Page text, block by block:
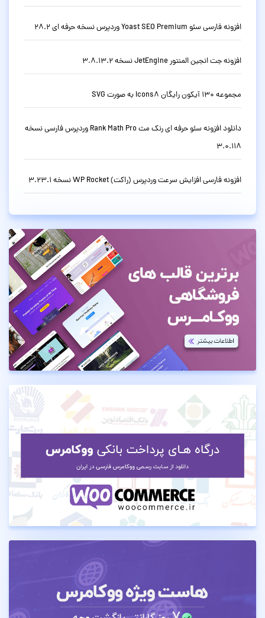
افزونه فارسی سئو Yoast SEO Premium وردپرس نسخه حرفه ای 28.2
افزونه جت انجین المنتور JetEngine نسخه 3.8.13.2
مجموعه 130 آیکون رایگان Icons8 به صورت SVG
دانلود افزونه سئو حرفه ای رنک مث Rank Math Pro وردپرس فارسی نسخه
3.0.118
افزونه فارسی افزایش سرعت وردپرس (راکت) WP Rocket نسخه 3.23.1